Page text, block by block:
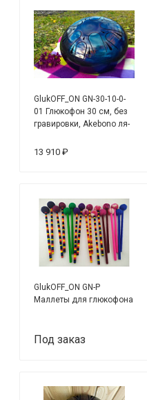
GlukOFF_ON GN-30-10-0-
01 Глюкофон 30 см, без
гравировки, Akebono ля-
13 910 ₽
GlukOFF_ON GN-P
Маллеты для глюкофона
Под заказ